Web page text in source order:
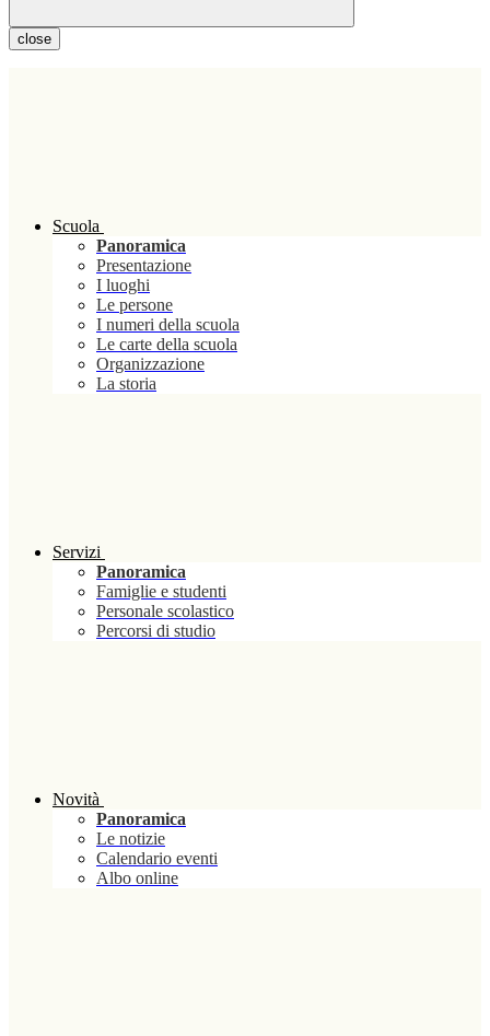
close
Scuola
Panoramica
Presentazione
I luoghi
Le persone
I numeri della scuola
Le carte della scuola
Organizzazione
La storia
Servizi
Panoramica
Famiglie e studenti
Personale scolastico
Percorsi di studio
Novità
Panoramica
Le notizie
Calendario eventi
Albo online